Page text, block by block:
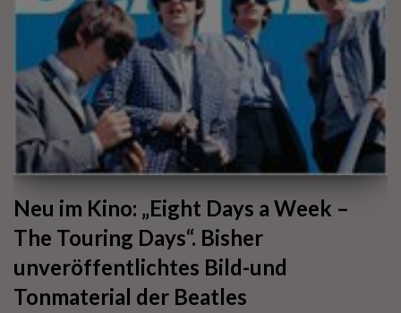
Neu im Kino: „Eight Days a Week –
The Touring Days“. Bisher
unveröffentlichtes Bild-und
Tonmaterial der Beatles